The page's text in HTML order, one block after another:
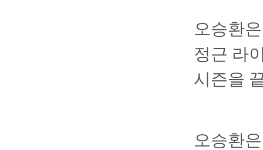
오승환
정근 라
시즌을
오승환